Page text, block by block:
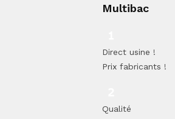
Multibac
Direct usine !
Prix fabricants !
Qualité